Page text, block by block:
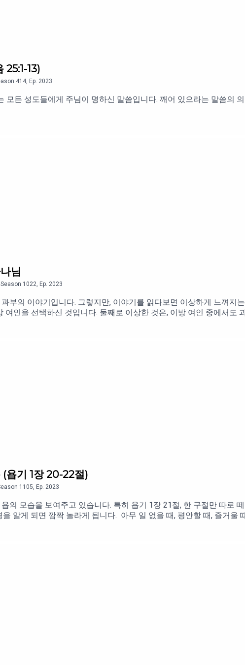
13)
414, Ep. 2023
모든 성도들에게 주님이 명하신 말씀입니다. 깨어 있으라는 말씀의
님
Season 1022 Ep. 2023
부의 이야기입니다. 그렇지만, 이야기를 읽다보면 이상하게 느껴지
여인을 선택하신 것입니다. 둘째로 이상한 것은, 이방 여인 중에서도
겨운 삶을 살고 있었는지를 말해주는 것입니다. 본문에 나온 과부는
것이라곤, 밀가루 한 줌과 기름 몇 방울이 전부였습니다. 여기에 참
렇게도 없나 하는 생각이 들 정도입니다. 어쩌면 하나님은 과부가 할
생각이 들 정도입니다. 그런 하나님을 이해하기란 쉽지 않습니다.
하나님, 나 먹고 살기도 힘겨운데 다른 사람을 도우라고 하시는 하
를 이방 여인이 아닌, 하나님의 백성인 이스라엘 사람들에게 부탁하
이 대접할 수 있는 사람에게 엘리야를 하나님이 부탁하셨다면 어땠을까요? 어쩌면 과부
을 해 본 겁니다. 물론 이는 전부 제 생각이고 상상에 불과하기도 합
과부에게 가서 지내라고 하신 것은 다 이유가 있습니다. 그것을 인
들을 해야 하고, 능력이 안되는 일들을 해야 하지만, 이 일들을 통해
함께 하시면 가능한 일이 있습니다. 우리는 할 수 없으나, 하나님이
채우시고 살리시는 분이시다는 것입니다. 하나님이 엘리야를 과부
을 살리시기 위함이었다는 것을 보게 됩니다. 하나님이 엘리야도 사
하나님은 우리도 사랑하십니다. 하나님은 여러분을 사랑하십니다.
욥기 1장 20-22절)
1105 Ep. 2023
의 모습을 보여주고 있습니다. 특히 욥기 1장 21절, 한 구절만 따로
알게 되면 깜짝 놀라게 됩니다. 아무 일 없을 때, 평안할 때, 즐거울
. 그가 사랑했던 열 명의 자녀와 그의 모든 재산을 잃어버렸습니다.
털을 밀고..’ 견딜 수 없는 슬픔을 경험하고 있는 한 개인의 모습을 보
백이 21절이기 때문입니다. ‘모태에서 빈 손으로 태어났으니 죽을 때
이름을 찬양할 뿐입니다’사람이 참 간사한 면이 있는 것 같습니다.
냥 행복합니다. 그렇지만 하나님이 제가 주신 것을 다시 가져가시면
님 것인데도, 그렇게 고백하면서 하나님이 다시 가져 가신 것 같으면
명의 자녀를 잃어도 큰 슬픔에 빠질텐데, 열명이나 되는 자녀들을 다
앉아서, 하늘만 멍하니 바라보고 있어도 이상하지 않을 상황입니다.
그리고 자녀도 내 것이 아니라 하나님의 것이라고 고백합니다. “주신